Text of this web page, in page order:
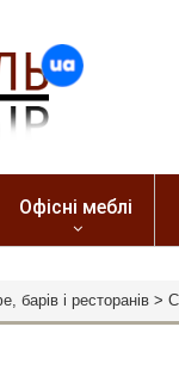
Офісні меблі
барів і ресторанів >